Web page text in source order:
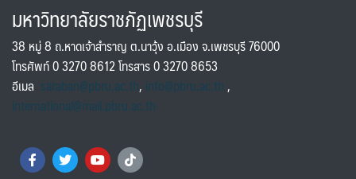
มหาวิทยาลัยราชภัฏเพชรบุรี
38 หมู่ 8 ถ.หาดเจ้าสำราญ ต.นาวุ้ง อ.เมือง จ.เพชรบุรี 76000
โทรศัพท์ 0 3270 8612 โทรสาร 0 3270 8653
อีเมล saraban@pbru.ac.th, info@pbru.ac.th,
international@mail.pbru.ac.th